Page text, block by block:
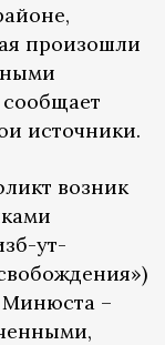
произошли
источники.
возник
ут-
Минюста –